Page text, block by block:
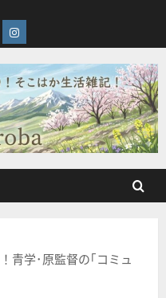
Instagram
青学･原監督の｢コミュ